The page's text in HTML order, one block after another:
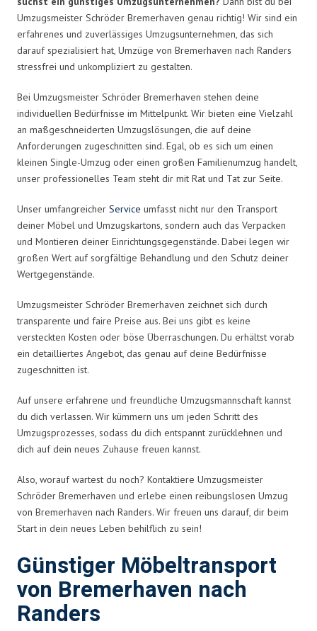
Umzugsmeister Schröder Bremerhaven genau richtig! Wir sind ein
erfahrenes und zuverlässiges Umzugsunternehmen, das sich
darauf spezialisiert hat, Umzüge von Bremerhaven nach Randers
stressfrei und unkompliziert zu gestalten.
Bei Umzugsmeister Schröder Bremerhaven stehen deine
individuellen Bedürfnisse im Mittelpunkt. Wir bieten eine Vielzahl
an maßgeschneiderten Umzugslösungen, die auf deine
Anforderungen zugeschnitten sind. Egal, ob es sich um einen
kleinen Single-Umzug oder einen großen Familienumzug handelt,
unser professionelles Team steht dir mit Rat und Tat zur Seite.
Unser umfangreicher Service umfasst nicht nur den Transport
deiner Möbel und Umzugskartons, sondern auch das Verpacken
und Montieren deiner Einrichtungsgegenstände. Dabei legen wir
großen Wert auf sorgfältige Behandlung und den Schutz deiner
Wertgegenstände.
Umzugsmeister Schröder Bremerhaven zeichnet sich durch
transparente und faire Preise aus. Bei uns gibt es keine
versteckten Kosten oder böse Überraschungen. Du erhältst vorab
ein detailliertes Angebot, das genau auf deine Bedürfnisse
zugeschnitten ist.
Auf unsere erfahrene und freundliche Umzugsmannschaft kannst
du dich verlassen. Wir kümmern uns um jeden Schritt des
Umzugsprozesses, sodass du dich entspannt zurücklehnen und
dich auf dein neues Zuhause freuen kannst.
Also, worauf wartest du noch? Kontaktiere Umzugsmeister
Schröder Bremerhaven und erlebe einen reibungslosen Umzug
von Bremerhaven nach Randers. Wir freuen uns darauf, dir beim
Start in dein neues Leben behilflich zu sein!
Günstiger Möbeltransport
von Bremerhaven nach
Randers